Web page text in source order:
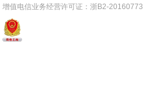
增值电信业务经营许可证：浙B2-20160773